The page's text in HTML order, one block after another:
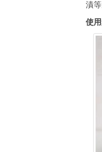
漬
使